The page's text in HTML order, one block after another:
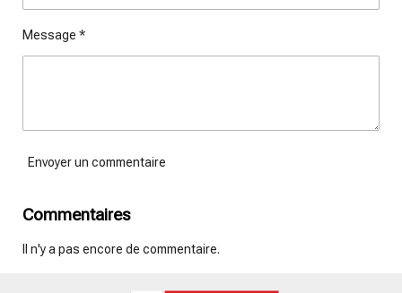
Message *
Envoyer un commentaire
Commentaires
Il n'y a pas encore de commentaire.